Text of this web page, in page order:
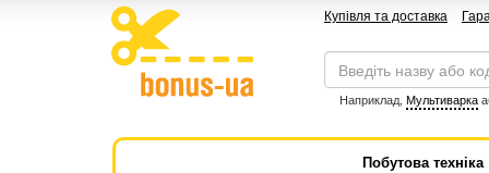
Купівля та доставка
Наприклад, Мультиварка
Побутова техніка